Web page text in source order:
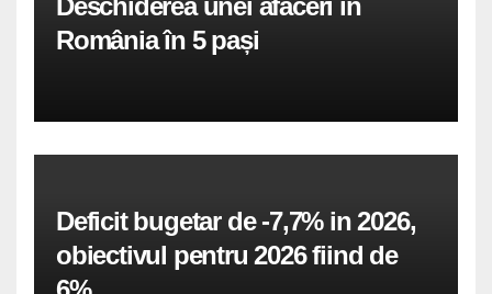
Deschiderea unei afaceri în
România în 5 pași
Deficit bugetar de -7,7% in 2026,
obiectivul pentru 2026 fiind de